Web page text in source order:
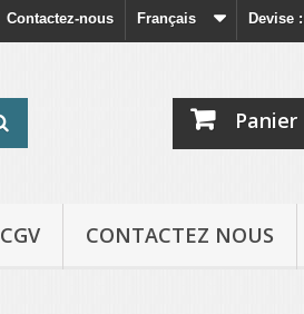
Devise :
Français
Contactez-nous
Panier
CGV CONTACTEZ NOUS